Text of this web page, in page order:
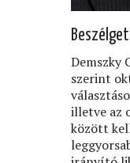
Demszky
szerint
illetve az
között